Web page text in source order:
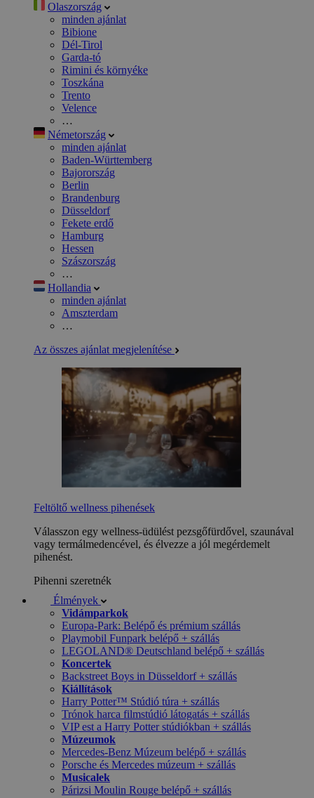
Olaszország
minden ajánlat
Bibione
Dél-Tirol
Garda-tó
Rimini és környéke
Toszkána
Trento
Velence
…
Németország
minden ajánlat
Baden-Württemberg
Bajorország
Berlin
Brandenburg
Düsseldorf
Fekete erdő
Hamburg
Hessen
Szászország
…
Hollandia
minden ajánlat
Amszterdam
…
Az összes ajánlat megjelenítése
Feltöltő wellness pihenések
Válasszon egy wellness-üdülést pezsgőfürdővel, szaunával
vagy termálmedencével, és élvezze a jól megérdemelt
pihenést.
Pihenni szeretnék
Élmények
Vidámparkok
Europa-Park: Belépő és prémium szállás
Playmobil Funpark belépő + szállás
LEGOLAND® Deutschland belépő + szállás
Koncertek
Backstreet Boys in Düsseldorf + szállás
Kiállítások
Harry Potter™ Stúdió túra + szállás
Trónok harca filmstúdió látogatás + szállás
VIP est a Harry Potter stúdiókban + szállás
Múzeumok
Mercedes-Benz Múzeum belépő + szállás
Porsche és Mercedes múzeum + szállás
Musicalek
Párizsi Moulin Rouge belépő + szállás